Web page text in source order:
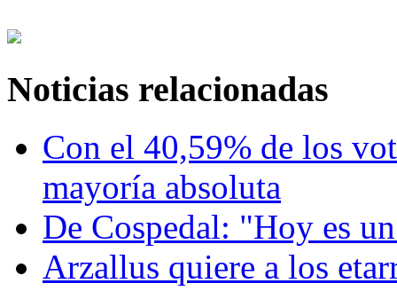
Noticias relacionadas
Con el 40,59% de los
mayoría absoluta
De Cospedal: "Hoy es
Arzallus quiere a los